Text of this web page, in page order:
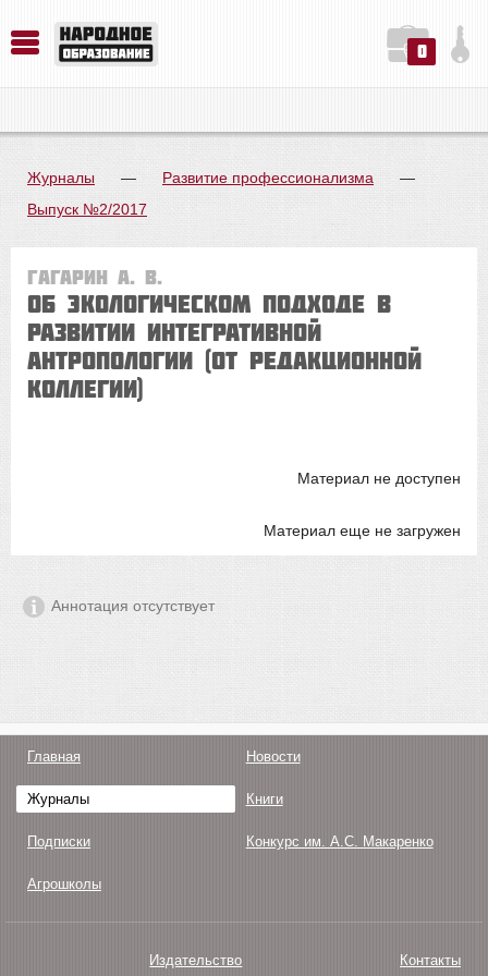
0
Журналы — Развитие профессионализма
—
Выпуск №2/2017
Гагарин А. В.
Об экологическом подходе в
развитии интегративной
антропологии (от редакционной
коллегии)
Материал не доступен
Материал еще не загружен
Аннотация отсутствует
Главная Новости
Журналы Книги
Подписки Конкурс им. А.С. Макаренко
Агрошколы
Издательство Контакты